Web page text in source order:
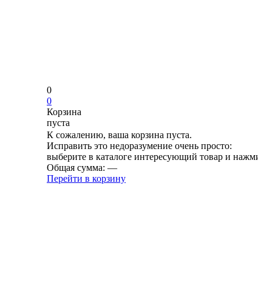
0
0
Корзина
пуста
К сожалению, ваша корзина пуста.
Исправить это недоразумение очень просто:
выберите в каталоге интересующий товар и
Общая сумма: —
Перейти в корзину